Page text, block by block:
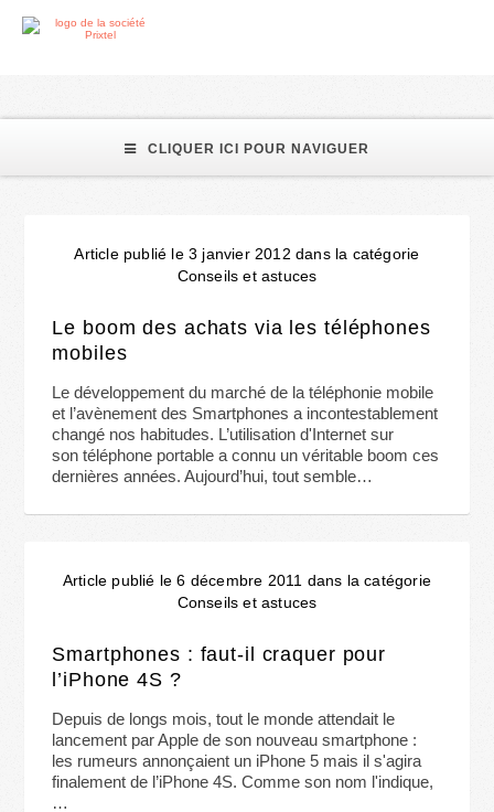
CLIQUER ICI POUR NAVIGUER
Article publié le 3 janvier 2012 dans la catégorie
Conseils et astuces
Le boom des achats via les téléphones
mobiles
Le développement du marché de la téléphonie mobile
et l’avènement des Smartphones a incontestablement
changé nos habitudes. L’utilisation d'Internet sur
son téléphone portable a connu un véritable boom ces
dernières années. Aujourd’hui, tout semble…
Article publié le 6 décembre 2011 dans la catégorie
Conseils et astuces
Smartphones : faut-il craquer pour
l’iPhone 4S ?
Depuis de longs mois, tout le monde attendait le
lancement par Apple de son nouveau smartphone :
les rumeurs annonçaient un iPhone 5 mais il s'agira
finalement de l’iPhone 4S. Comme son nom l'indique,
…